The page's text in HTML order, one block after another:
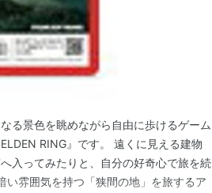
る景色を眺めながら自由に歩けるゲーム
RING』です。 遠くに見える建物
入ってみたりと、自分の好奇心で旅を続
い雰囲気を持つ「狭間の地」を旅するア